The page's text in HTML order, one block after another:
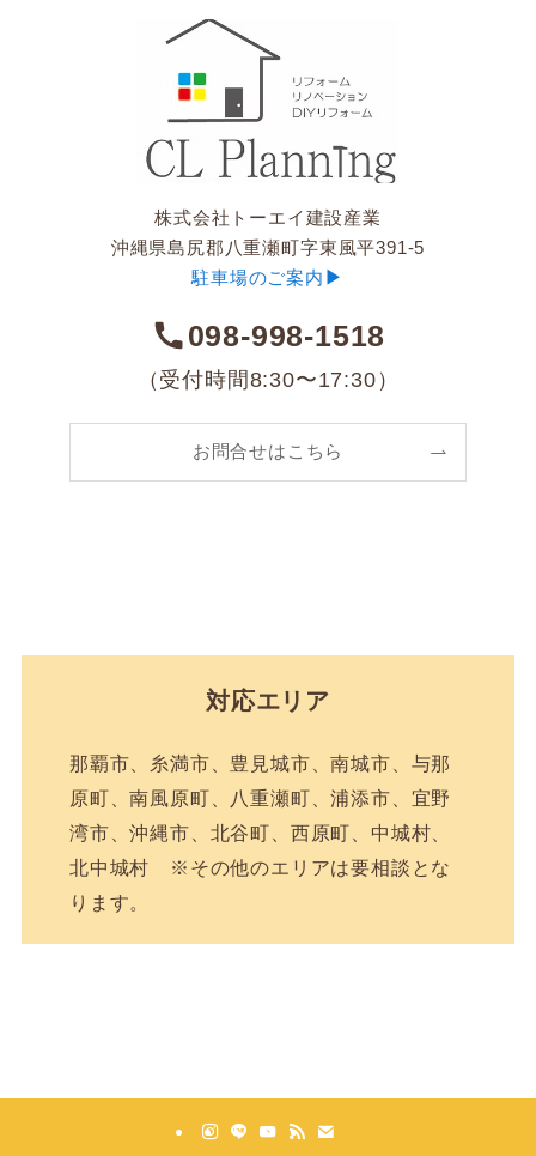
株式会社トーエイ建設産業
沖縄県島尻郡八重瀬町字東風平391-5
駐車場のご案内 ▶︎
098-998-1518
（受付時間8:30〜17:30）
お問合せはこちら
対応エリア
那覇市、糸満市、豊見城市、南城市、与那
原町、南風原町、八重瀬町、浦添市、宜野
湾市、沖縄市、北谷町、西原町、中城村、
北中城村 ※その他のエリアは要相談とな
ります。